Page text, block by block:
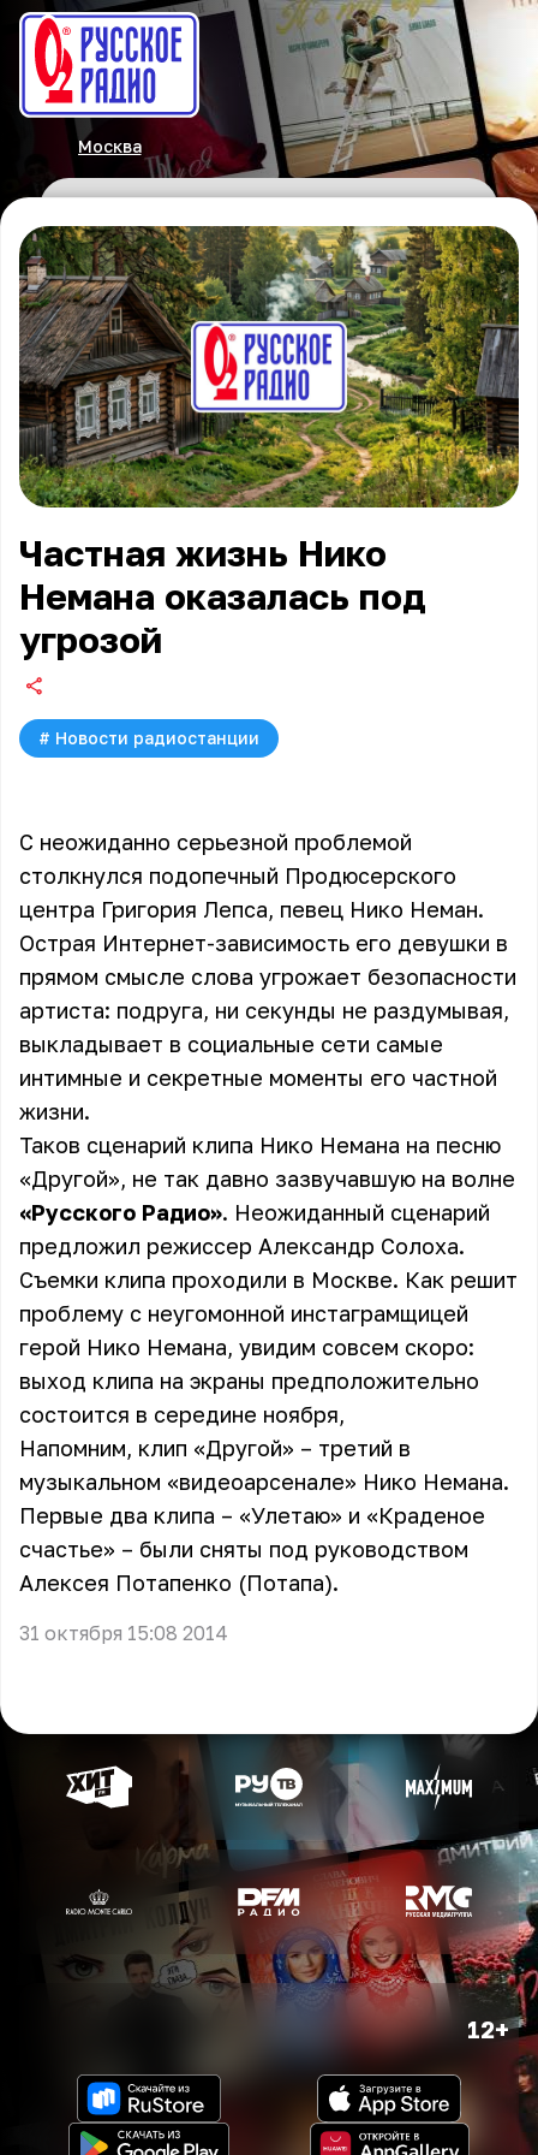
Москва
Частная жизнь Нико
Немана оказалась под
угрозой
# Новости радиостанции
С неожиданно серьезной проблемой
столкнулся подопечный Продюсерского
центра Григория Лепса, певец Нико Неман.
Острая Интернет-зависимость его девушки в
прямом смысле слова угрожает безопасности
артиста: подруга, ни секунды не раздумывая,
выкладывает в социальные сети самые
интимные и секретные моменты его частной
жизни.
Таков сценарий клипа Нико Немана на песню
«Другой», не так давно зазвучавшую на волне
«Русского Радио». Неожиданный сценарий
предложил режиссер Александр Солоха.
Съемки клипа проходили в Москве. Как решит
проблему с неугомонной инстаграмщицей
герой Нико Немана, увидим совсем скоро:
выход клипа на экраны предположительно
состоится в середине ноября,
Напомним, клип «Другой» – третий в
музыкальном «видеоарсенале» Нико Немана.
Первые два клипа – «Улетаю» и «Краденое
счастье» – были сняты под руководством
Алексея Потапенко (Потапа).
31 октября 15:08 2014
12+